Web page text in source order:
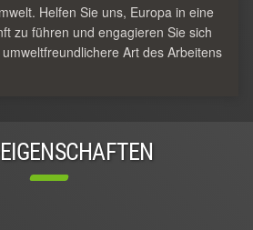
Helfen Sie uns, Europa in eine
zu führen und engagieren Sie sich
Art des Arbeitens